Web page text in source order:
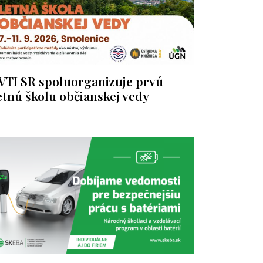
SR spoluorganizuje prvú
školu občianskej vedy